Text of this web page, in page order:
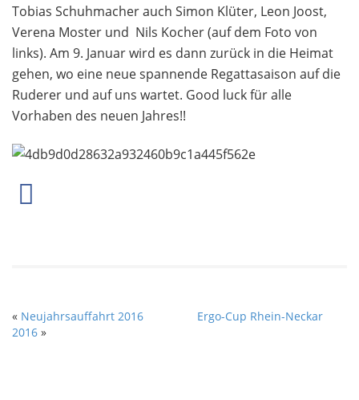
Tobias Schuhmacher auch Simon Klüter, Leon Joost,
Verena Moster und Nils Kocher (auf dem Foto von
links). Am 9. Januar wird es dann zurück in die Heimat
gehen, wo eine neue spannende Regattasaison auf die
Ruderer und auf uns wartet. Good luck für alle
Vorhaben des neuen Jahres!!
« Neujahrsauffahrt 2016
Ergo-Cup Rhein-Neckar
2016 »